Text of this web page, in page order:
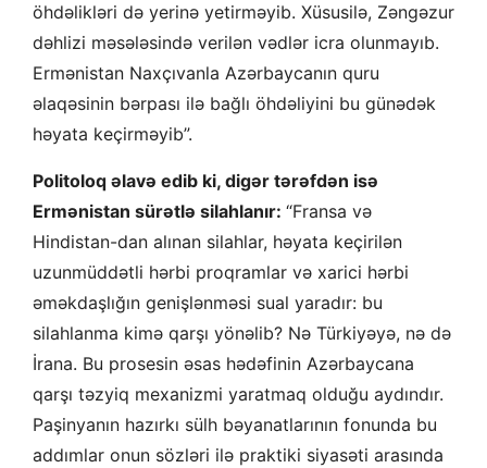
öhdəlikləri də yerinə yetirməyib. Xüsusilə, Zəngəzur
dəhlizi məsələsində verilən vədlər icra olunmayıb.
Ermənistan Naxçıvanla Azərbaycanın quru
əlaqəsinin bərpası ilə bağlı öhdəliyini bu günədək
həyata keçirməyib”.
Politoloq əlavə edib ki, digər tərəfdən isə
Ermənistan sürətlə silahlanır: “Fransa və
Hindistan-dan alınan silahlar, həyata keçirilən
uzunmüddətli hərbi proqramlar və xarici hərbi
əməkdaşlığın genişlənməsi sual yaradır: bu
silahlanma kimə qarşı yönəlib? Nə Türkiyəyə, nə də
İrana. Bu prosesin əsas hədəfinin Azərbaycana
qarşı təzyiq mexanizmi yaratmaq olduğu aydındır.
Paşinyanın hazırkı sülh bəyanatlarının fonunda bu
addımlar onun sözləri ilə praktiki siyasəti arasında